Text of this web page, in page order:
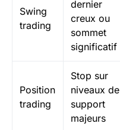
Swing
trading
dernier
creux ou
sommet
significatif
Position
trading
Stop sur
niveaux de
support
majeurs